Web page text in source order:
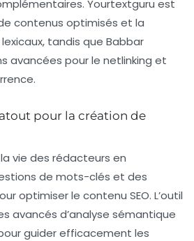
Yourtextguru est
contenus optimisés et la
tandis que Babbar
avancées pour le netlinking et
pour la création de
vie des rédacteurs en
de mots-clés et des
optimiser le contenu SEO. L’outil
avancés d’analyse sémantique
guider efficacement les